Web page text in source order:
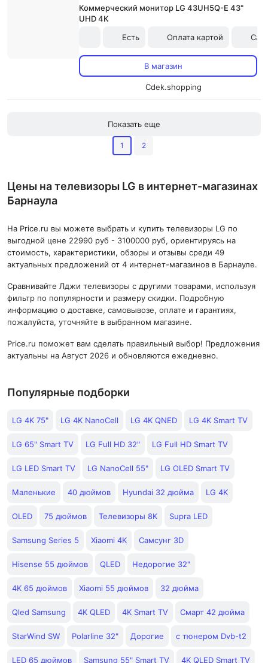
Коммерческий монитор LG 43UH5Q-E 43"
UHD 4K
Есть
Оплата картой
В магазин
Cdek.shopping
Показать еще
1 2
Цены на телевизоры LG в интернет-магазинах
Барнаула
На Price.ru вы можете выбрать и купить телевизоры LG по
выгодной цене 22990 руб - 3100000 руб, ориентируясь на
стоимость, характеристики, обзоры и отзывы среди 49
актуальных предложений от 4 интернет-магазинов в Барнауле.
Сравнивайте Лджи телевизоры с другими товарами, используя
фильтр по популярности и размеру скидки. Подробную
информацию о доставке, самовывозе, оплате и гарантиях,
пожалуйста, уточняйте в выбранном магазине.
Price.ru поможет вам сделать правильный выбор! Предложения
актуальны на Август 2026 и обновляются ежедневно.
Популярные подборки
LG 4K 75" LG 4K NanoCell LG 4K QNED LG 4K Smart TV
LG 65" Smart TV LG Full HD 32" LG Full HD Smart TV
LG LED Smart TV LG NanoCell 55" LG OLED Smart TV
Маленькие 40 дюймов Hyundai 32 дюйма LG 4K
OLED 75 дюймов Телевизоры 8K Supra LED
Samsung Series 5 Xiaomi 4К Самсунг 3D
Hisense 55 дюймов QLED Недорогие 32"
4K 65 дюймов Xiaomi 55 дюймов 32 дюйма
Qled Samsung 4K QLED 4K Smart TV Смарт 42 дюйма
StarWind SW Polarline 32" Дорогие с тюнером Dvb-t2
LED 65 дюймов Samsung 55" Smart TV 4K QLED Smart TV